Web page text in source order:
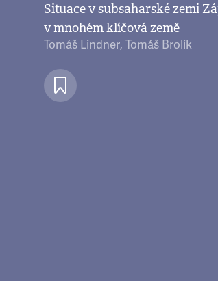
Situace v subsaharské zemi
v mnohém klíčová země
Tomáš Lindner, Tomáš Brolík